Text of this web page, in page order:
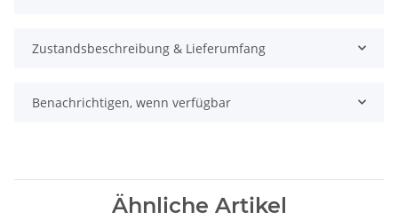
Zustandsbeschreibung & Lieferumfang
Benachrichtigen, wenn verfügbar
Ähnliche Artikel